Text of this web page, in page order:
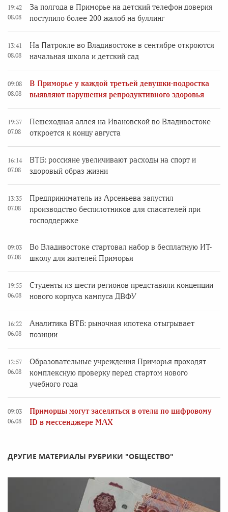
19:42
08.08
За полгода в Приморье на детский телефон доверия
поступило более 200 жалоб на буллинг
13:41
08.08
На Патрокле во Владивостоке в сентябре откроются
начальная школа и детский сад
09:08
08.08
В Приморье у каждой третьей девушки-подростка
выявляют нарушения репродуктивного здоровья
19:37
07.08
Пешеходная аллея на Ивановской во Владивостоке
откроется к концу августа
16:14
07.08
ВТБ: россияне увеличивают расходы на спорт и
здоровый образ жизни
13:35
07.08
Предприниматель из Арсеньева запустил
производство беспилотников для спасателей при
господдержке
09:03
07.08
Во Владивостоке стартовал набор в бесплатную ИТ-
школу для жителей Приморья
19:55
06.08
Студенты из шести регионов представили концепции
нового корпуса кампуса ДВФУ
16:22
06.08
Аналитика ВТБ: рыночная ипотека отыгрывает
позиции
12:57
06.08
Образовательные учреждения Приморья проходят
комплексную проверку перед стартом нового
учебного года
09:03
06.08
Приморцы могут заселяться в отели по цифровому
ID в мессенджере MAX
ДРУГИЕ МАТЕРИАЛЫ РУБРИКИ "ОБЩЕСТВО"